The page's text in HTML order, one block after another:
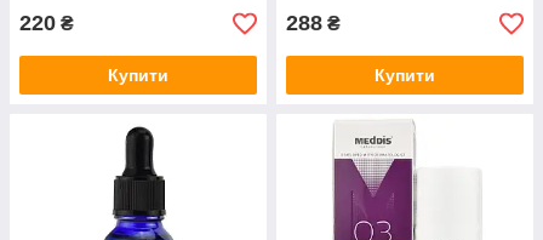
220 ₴
Купити
288 ₴
Купити